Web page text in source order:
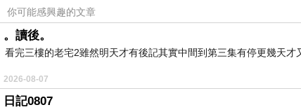
你可能感興趣的文章
。讀後。
看完三樓的老宅2雖然明天才有後記其實中間到第三集有停更幾天
2026-08-07
日記0807